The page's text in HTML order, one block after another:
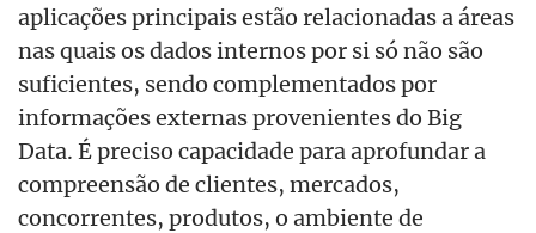
aplicações principais estão relacionadas a áreas
nas quais os dados internos por si só não são
suficientes, sendo complementados por
informações externas provenientes do Big
Data. É preciso capacidade para aprofundar a
compreensão de clientes, mercados,
concorrentes, produtos, o ambiente de